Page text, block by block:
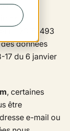
de se
n° 2018-493
données
17 du 6 janvier
, certaines
être
e-mail ou